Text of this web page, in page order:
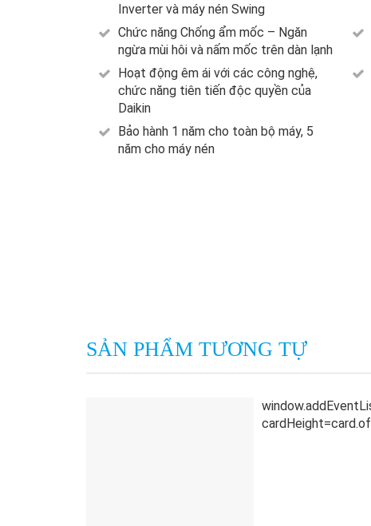
Inverter và máy nén Swing
Chức năng Chống ẩm mốc – Ngăn
ngừa mùi hôi và nấm mốc trên dàn lạnh
Hoạt động êm ái với các công nghệ,
chức năng tiên tiến độc quyền của
Daikin
Bảo hành 1 năm cho toàn bộ máy, 5
năm cho máy nén
SẢN PHẨM TƯƠNG TỰ